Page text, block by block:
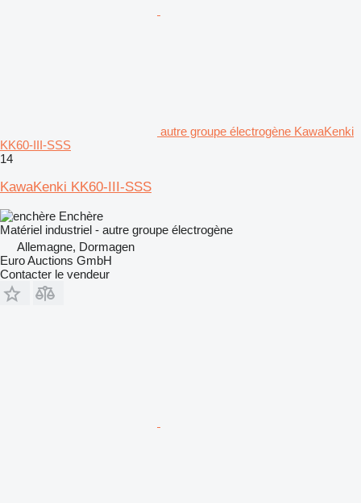
autre groupe électrogène KawaKenki
KK60-III-SSS
14
KawaKenki KK60-III-SSS
Enchère
Matériel industriel - autre groupe électrogène
Allemagne, Dormagen
Euro Auctions GmbH
Contacter le vendeur